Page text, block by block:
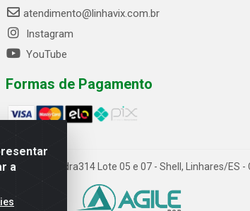
a
atendimento@linhavix.com.br
Instagram
YouTube
Formas de Pagamento
2521 - Quadra314 Lote 05 e 07 - Shell, Linhares/ES